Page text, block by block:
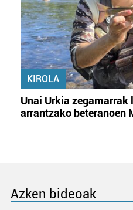
KIROLA
Unai Urkia zegamarrak
arrantzako beteranoen
Azken bideoak